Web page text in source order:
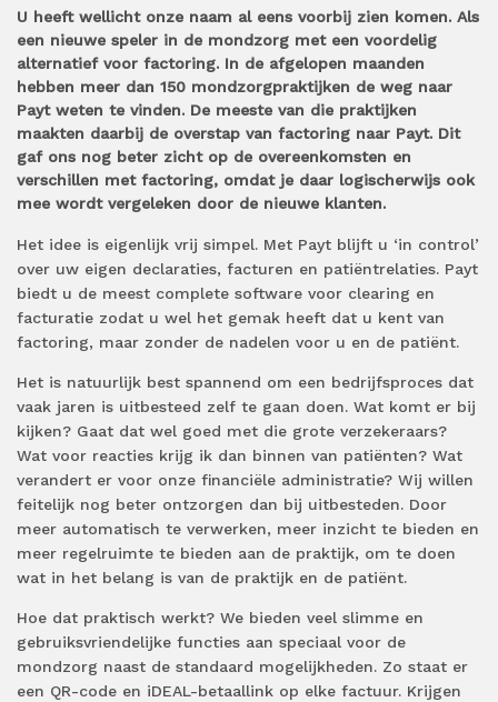
U heeft wellicht onze naam al eens voorbij zien komen. Als
een nieuwe speler in de mondzorg met een voordelig
alternatief voor factoring. In de afgelopen maanden
hebben meer dan 150 mondzorgpraktijken de weg naar
Payt weten te vinden. De meeste van die praktijken
maakten daarbij de overstap van factoring naar Payt. Dit
gaf ons nog beter zicht op de overeenkomsten en
verschillen met factoring, omdat je daar logischerwijs ook
mee wordt vergeleken door de nieuwe klanten.
Het idee is eigenlijk vrij simpel. Met Payt blijft u ‘in control’
over uw eigen declaraties, facturen en patiëntrelaties. Payt
biedt u de meest complete software voor clearing en
facturatie zodat u wel het gemak heeft dat u kent van
factoring, maar zonder de nadelen voor u en de patiënt.
Het is natuurlijk best spannend om een bedrijfsproces dat
vaak jaren is uitbesteed zelf te gaan doen. Wat komt er bij
kijken? Gaat dat wel goed met die grote verzekeraars?
Wat voor reacties krijg ik dan binnen van patiënten? Wat
verandert er voor onze financiële administratie? Wij willen
feitelijk nog beter ontzorgen dan bij uitbesteden. Door
meer automatisch te verwerken, meer inzicht te bieden en
meer regelruimte te bieden aan de praktijk, om te doen
wat in het belang is van de praktijk en de patiënt.
Hoe dat praktisch werkt? We bieden veel slimme en
gebruiksvriendelijke functies aan speciaal voor de
mondzorg naast de standaard mogelijkheden. Zo staat er
een QR-code en iDEAL-betaallink op elke factuur. Krijgen